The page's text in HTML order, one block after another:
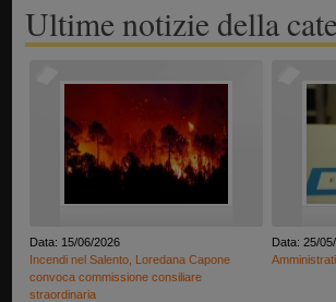
Ultime notizie della
Data: 15/06/2026
Incendi nel Salento, Loredana Capone
convoca commissione consiliare
straordinaria
Data: 25/